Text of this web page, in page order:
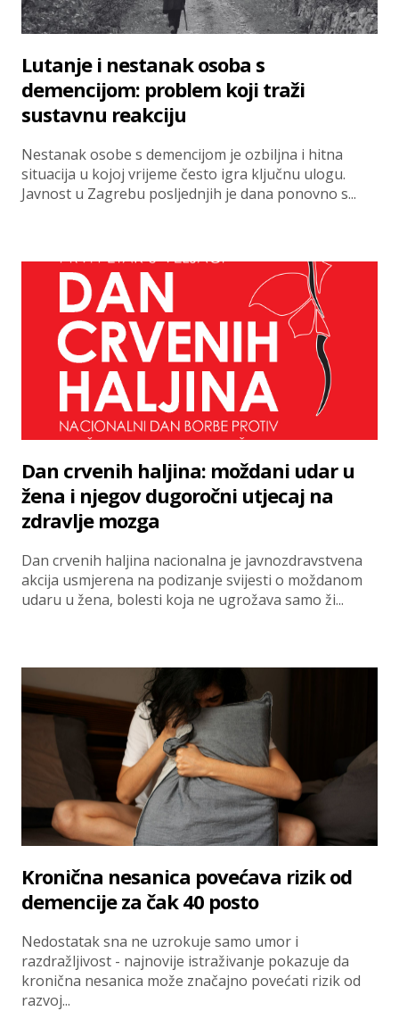
Lutanje i nestanak osoba s
demencijom: problem koji traži
sustavnu reakciju
Nestanak osobe s demencijom je ozbiljna i hitna
situacija u kojoj vrijeme često igra ključnu ulogu.
Javnost u Zagrebu posljednjih je dana ponovno s...
Dan crvenih haljina: moždani udar u
žena i njegov dugoročni utjecaj na
zdravlje mozga
Dan crvenih haljina nacionalna je javnozdravstvena
akcija usmjerena na podizanje svijesti o moždanom
udaru u žena, bolesti koja ne ugrožava samo ži...
Kronična nesanica povećava rizik od
demencije za čak 40 posto
Nedostatak sna ne uzrokuje samo umor i
razdražljivost - najnovije istraživanje pokazuje da
kronična nesanica može značajno povećati rizik od
razvoj...